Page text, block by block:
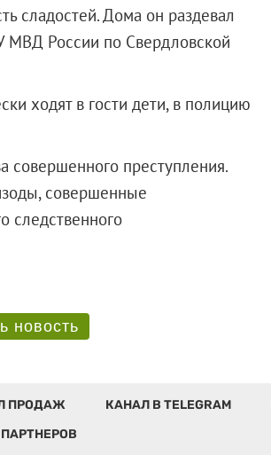
сладостей. Дома он раздевал
МВД России по Свердловской
ходят в гости дети, в полицию
совершенного преступления.
совершенные
следственного
новость
ПРОДАЖ КАНАЛ В TELEGRAM